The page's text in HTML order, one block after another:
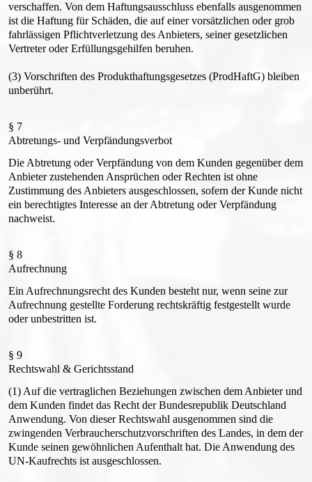
verschaffen. Von dem Haftungsausschluss ebenfalls ausgenommen
ist die Haftung für Schäden, die auf einer vorsätzlichen oder grob
fahrlässigen Pflichtverletzung des Anbieters, seiner gesetzlichen
Vertreter oder Erfüllungsgehilfen beruhen.
(3) Vorschriften des Produkthaftungsgesetzes (ProdHaftG) bleiben
unberührt.
§ 7
Abtretungs- und Verpfändungsverbot
Die Abtretung oder Verpfändung von dem Kunden gegenüber dem
Anbieter zustehenden Ansprüchen oder Rechten ist ohne
Zustimmung des Anbieters ausgeschlossen, sofern der Kunde nicht
ein berechtigtes Interesse an der Abtretung oder Verpfändung
nachweist.
§ 8
Aufrechnung
Ein Aufrechnungsrecht des Kunden besteht nur, wenn seine zur
Aufrechnung gestellte Forderung rechtskräftig festgestellt wurde
oder unbestritten ist.
§ 9
Rechtswahl & Gerichtsstand
(1) Auf die vertraglichen Beziehungen zwischen dem Anbieter und
dem Kunden findet das Recht der Bundesrepublik Deutschland
Anwendung. Von dieser Rechtswahl ausgenommen sind die
zwingenden Verbraucherschutzvorschriften des Landes, in dem der
Kunde seinen gewöhnlichen Aufenthalt hat. Die Anwendung des
UN-Kaufrechts ist ausgeschlossen.